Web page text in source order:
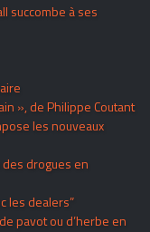
succombe à ses
», de Philippe Coutant
les nouveaux
drogues en
les dealers”
pavot ou d’herbe en